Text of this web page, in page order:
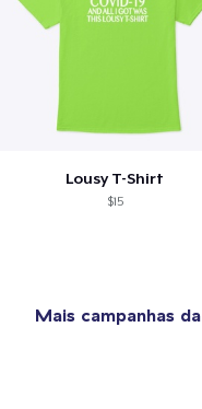
Lousy T-Shirt
$15
Mais campanhas da